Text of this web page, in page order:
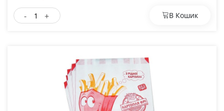
- + В Кошик